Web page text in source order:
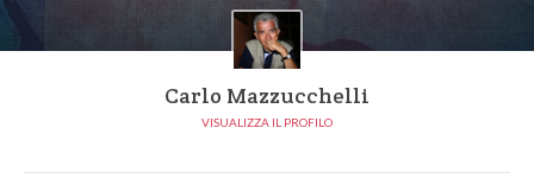
Carlo Mazzucchelli
VISUALIZZA IL PROFILO